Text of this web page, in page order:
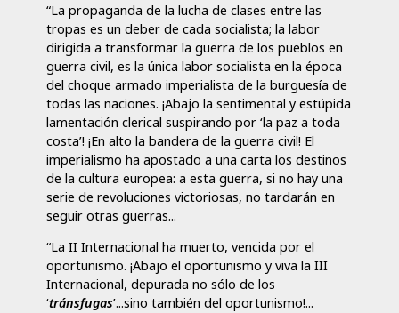
“La propaganda de la lucha de clases entre las
tropas es un deber de cada socialista; la labor
dirigida a transformar la guerra de los pueblos en
guerra civil, es la única labor socialista en la época
del choque armado imperialista de la burguesía de
todas las naciones. ¡Abajo la sentimental y estúpida
lamentación clerical suspirando por ‘la paz a toda
costa’! ¡En alto la bandera de la guerra civil! El
imperialismo ha apostado a una carta los destinos
de la cultura europea: a esta guerra, si no hay una
serie de revoluciones victoriosas, no tardarán en
seguir otras guerras...
“La II Internacional ha muerto, vencida por el
oportunismo. ¡Abajo el oportunismo y viva la III
Internacional, depurada no sólo de los
‘tránsfugas’...sino también del oportunismo!...